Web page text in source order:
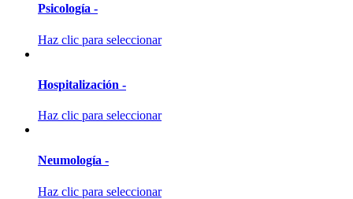
Psicología -
Haz clic para seleccionar
Hospitalización -
Haz clic para seleccionar
Neumología -
Haz clic para seleccionar